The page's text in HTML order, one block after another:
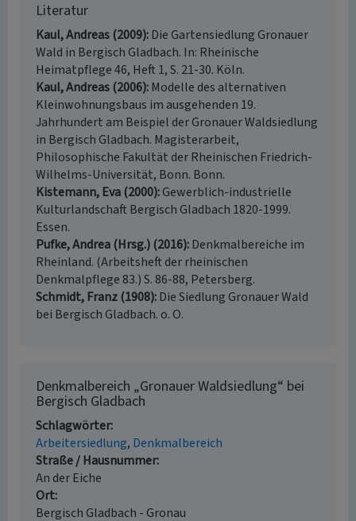
Literatur
Kaul, Andreas (2009) Die Gartensiedlung Gronauer
Wald in Bergisch Gladbach. In: Rheinische
Heimatpflege 46, Heft 1, S. 21-30. Köln.
Kaul, Andreas (2006) Modelle des alternativen
Kleinwohnungsbaus im ausgehenden 19.
Jahrhundert am Beispiel der Gronauer Waldsiedlung
in Bergisch Gladbach. Magisterarbeit,
Philosophische Fakultät der Rheinischen Friedrich-
Wilhelms-Universität, Bonn. Bonn.
Kistemann, Eva (2000) Gewerblich-industrielle
Kulturlandschaft Bergisch Gladbach 1820-1999.
Essen.
Pufke, Andrea (Hrsg.) (2016) Denkmalbereiche im
Rheinland. (Arbeitsheft der rheinischen
Denkmalpflege 83.) S. 86-88, Petersberg.
Schmidt, Franz (1908) Die Siedlung Gronauer Wald
bei Bergisch Gladbach. o. O.
Denkmalbereich „Gronauer Waldsiedlung“ bei
Bergisch Gladbach
Schlagwörter
Arbeitersiedlung Denkmalbereich
Straße / Hausnummer
An der Eiche
Ort
Bergisch Gladbach - Gronau